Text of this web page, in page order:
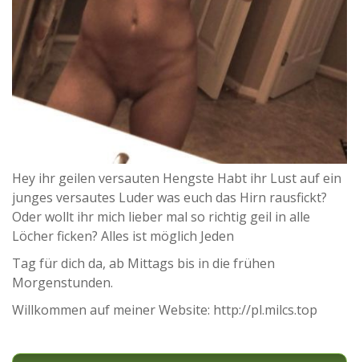
Hey ihr geilen versauten Hengste Habt ihr Lust auf ein
junges versautes Luder was euch das Hirn rausfickt?
Oder wollt ihr mich lieber mal so richtig geil in alle
Löcher ficken? Alles ist möglich Jeden
Tag für dich da, ab Mittags bis in die frühen
Morgenstunden.
Willkommen auf meiner Website: http://pl.milcs.top